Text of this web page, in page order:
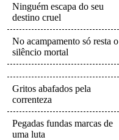
Ninguém escapa do seu
destino cruel
No acampamento só resta o
silêncio mortal
Gritos abafados pela
correnteza
Pegadas fundas marcas de
uma luta